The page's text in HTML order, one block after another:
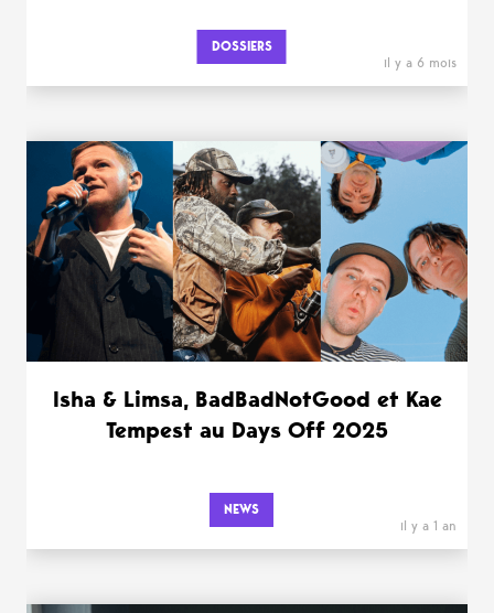
DOSSIERS
il y a 6 mois
Isha & Limsa, BadBadNotGood et Kae
Tempest au Days Off 2025
NEWS
il y a 1 an